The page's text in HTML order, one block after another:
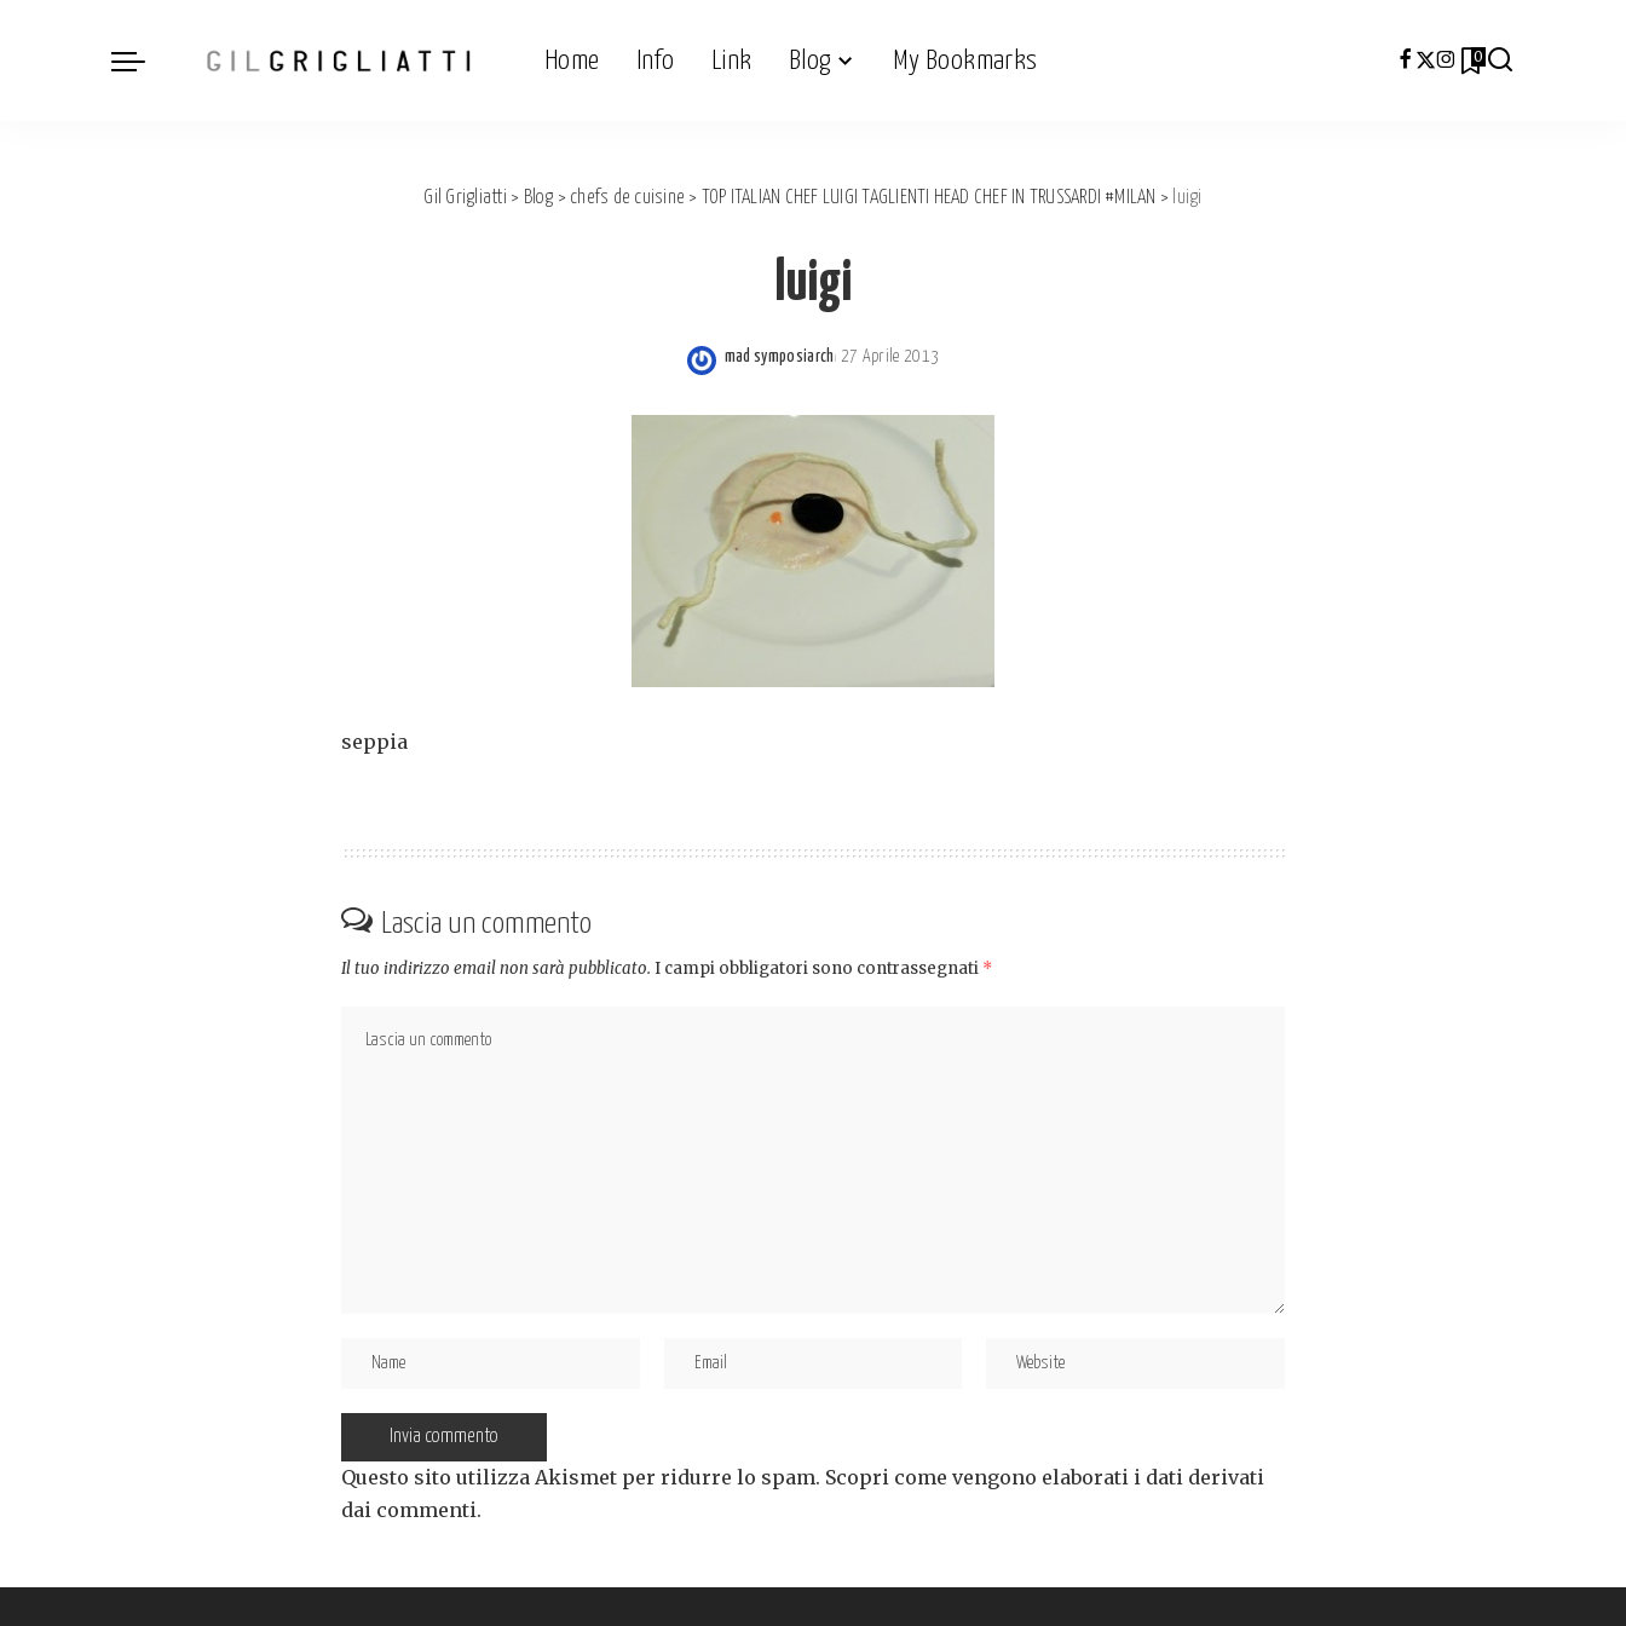
Home Info Link Blog My Bookmarks 0
Gil Grigliatti > Blog > chefs de cuisine > TOP ITALIAN CHEF LUIGI TAGLIENTI HEAD CHEF IN TRUSSARDI #MILAN > luigi
luigi
Posted
mad symposiarch 27 Aprile 2013
seppia
Lascia un commento
Il tuo indirizzo email non sarà pubblicato. I campi obbligatori sono contrassegnati *
Questo sito utilizza Akismet per ridurre lo spam. Scopri come vengono elaborati i dati derivati
dai commenti.